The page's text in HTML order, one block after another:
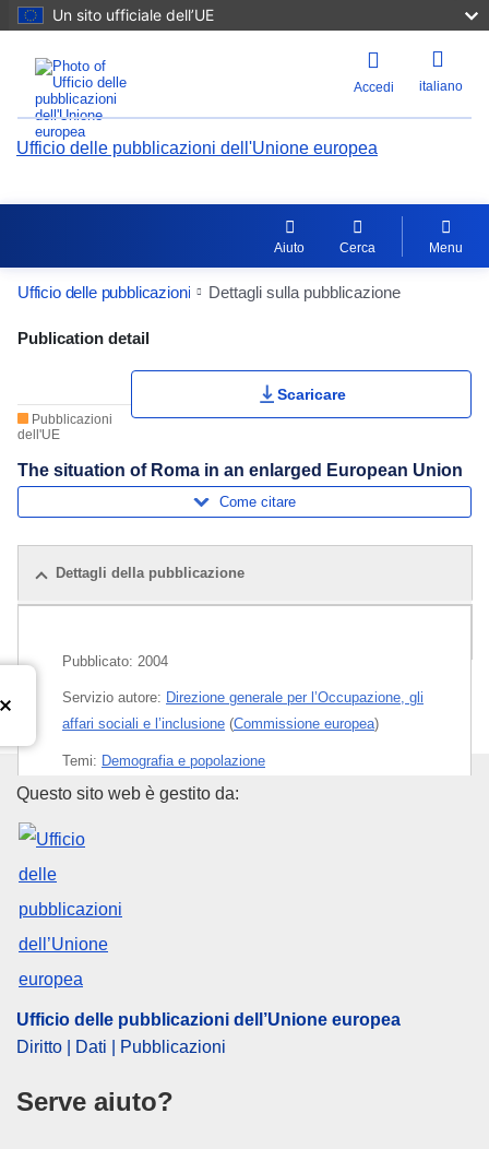
Un sito ufficiale dell’UE
Accedi italiano
Ufficio delle pubblicazioni dell'Unione europea
Aiuto Cerca Menu
Ufficio delle pubblicazioni Dettagli sulla pubblicazione
Publication Detail Actions Portlet
Publication detail
Pubblicazioni
dell'UE
Scaricare
The situation of Roma in an enlarged European Union
Come citare
Dettagli della pubblicazione
Pubblicato: 2004
Servizio autore: Direzione generale per l’Occupazione, gli
affari sociali e l’inclusione (Commissione europea)
Temi: Demografia e popolazione
la stampa (PDF/X). Per maggiori informazioni
su come stampare una propria copia delle
Ufficio delle pubblicazioni
Questo sito web è gestito da:
Ufficio delle pubblicazioni dell’Unione europea
Diritto | Dati | Pubblicazioni
Serve aiuto?